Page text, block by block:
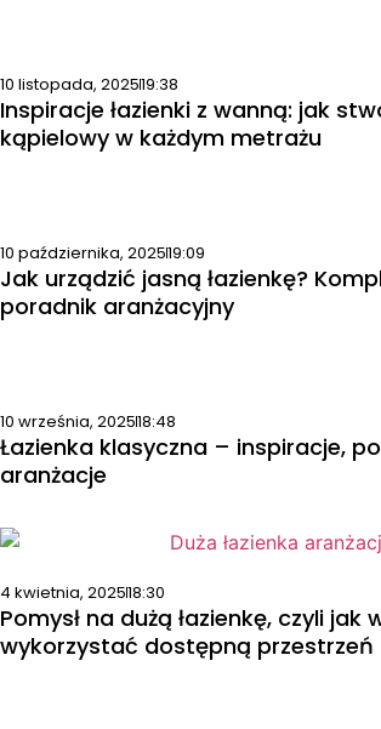
10 listopada, 202519:38
Inspiracje łazienki z wanną: jak
kąpielowy w każdym metrażu
10 października, 202519:09
Jak urządzić jasną łazienkę?
poradnik aranżacyjny
10 września, 202518:48
Łazienka klasyczna – inspiracje,
aranżacje
4 kwietnia, 202518:30
Pomysł na dużą łazienkę, czyli jak
wykorzystać dostępną przestrzeń